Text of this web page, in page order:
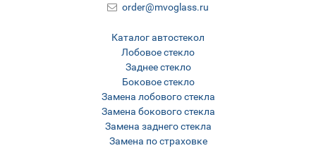
Каталог автостекол
Лобовое стекло
Заднее стекло
Боковое стекло
Замена лобового стекла
Замена бокового стекла
Замена заднего стекла
Замена по страховке
order@mvoglass.ru